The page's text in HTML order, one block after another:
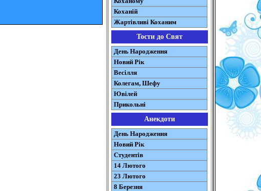
Коханій
Жартівливі Коханим
Тости до Свят
День Народження
Новий Рік
Весілля
Колегам, Шефу
Ювілей
Прикольні
Анекдоти
День Народження
Новий Рік
Студентів
14 Лютого
23 Лютого
8 Березня